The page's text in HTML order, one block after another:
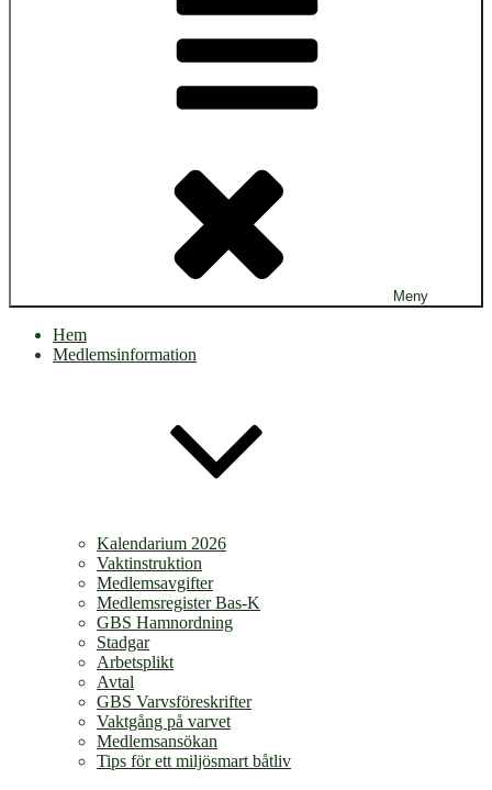
Meny
Hem
Medlemsinformation
Kalendarium 2026
Vaktinstruktion
Medlemsavgifter
Medlemsregister Bas-K
GBS Hamnordning
Stadgar
Arbetsplikt
Avtal
GBS Varvsföreskrifter
Vaktgång på varvet
Medlemsansökan
Tips för ett miljösmart båtliv